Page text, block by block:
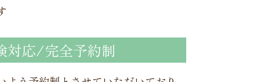
対応/完全予約制